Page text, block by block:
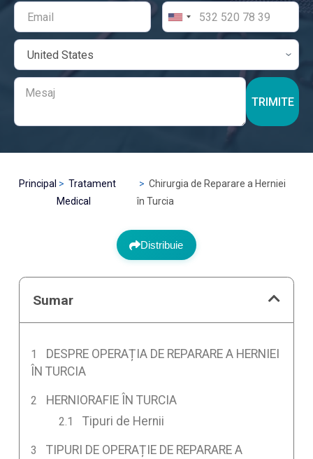
TRIMITE
Principal
Tratament
Medical
Chirurgia de Reparare a Herniei
în Turcia
Distribuie
Sumar
DESPRE OPERAȚIA DE REPARARE A HERNIEI
ÎN TURCIA
HERNIORAFIE ÎN TURCIA
Tipuri de Hernii
TIPURI DE OPERAȚIE DE REPARARE A